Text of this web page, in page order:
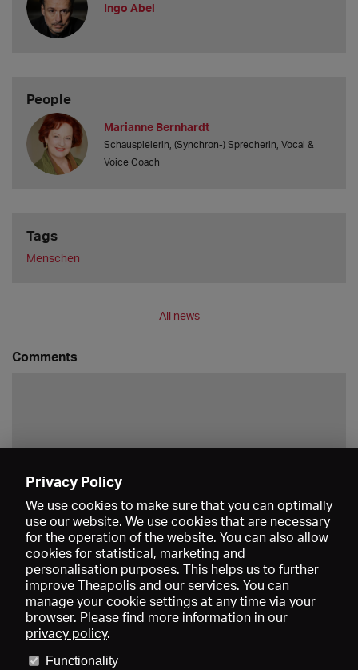
Ingo Abel
People
Marianne Bernhardt
Schauspielerin, (Synchron-) Sprecherin, Vocal &
Voice Coach
Tags
Menschen
All news
Comments
About us
Imprint
Privacy Policy
We use cookies to make sure that you can optimally
use our website. We use cookies that are necessary
for the operation of the website. You can also allow
cookies for statistical, marketing and
personalisation purposes. This helps us to further
improve Theapolis and our services. You can
manage your cookie settings at any time via your
browser. Please find more information in our
privacy policy.
Functionality